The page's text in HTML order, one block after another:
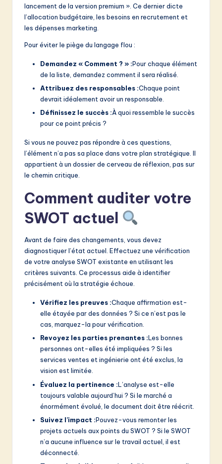
lancement de la version premium ». Ce dernier dicte
l’allocation budgétaire, les besoins en recrutement et
les dépenses marketing.
Pour éviter le piège du langage flou :
Demandez « Comment ? » :Pour chaque élément
de la liste, demandez comment il sera réalisé.
Attribuez des responsables :Chaque point
devrait idéalement avoir un responsable.
Définissez le succès :À quoi ressemble le succès
pour ce point précis ?
Si vous ne pouvez pas répondre à ces questions,
l’élément n’a pas sa place dans votre plan stratégique. Il
appartient à un dossier de cerveau de réflexion, pas sur
le chemin critique.
Comment auditer votre
SWOT actuel
Avant de faire des changements, vous devez
diagnostiquer l’état actuel. Effectuez une vérification
de votre analyse SWOT existante en utilisant les
critères suivants. Ce processus aide à identifier
précisément où la stratégie échoue.
Vérifiez les preuves :Chaque affirmation est-
elle étayée par des données ? Si ce n’est pas le
cas, marquez-la pour vérification.
Revoyez les parties prenantes :Les bonnes
personnes ont-elles été impliquées ? Si les
services ventes et ingénierie ont été exclus, la
vision est limitée.
Évaluez la pertinence :L’analyse est-elle
toujours valable aujourd’hui ? Si le marché a
énormément évolué, le document doit être réécrit.
Suivez l’impact :Pouvez-vous remonter les
projets actuels aux points du SWOT ? Si le SWOT
n’a aucune influence sur le travail actuel, il est
déconnecté.